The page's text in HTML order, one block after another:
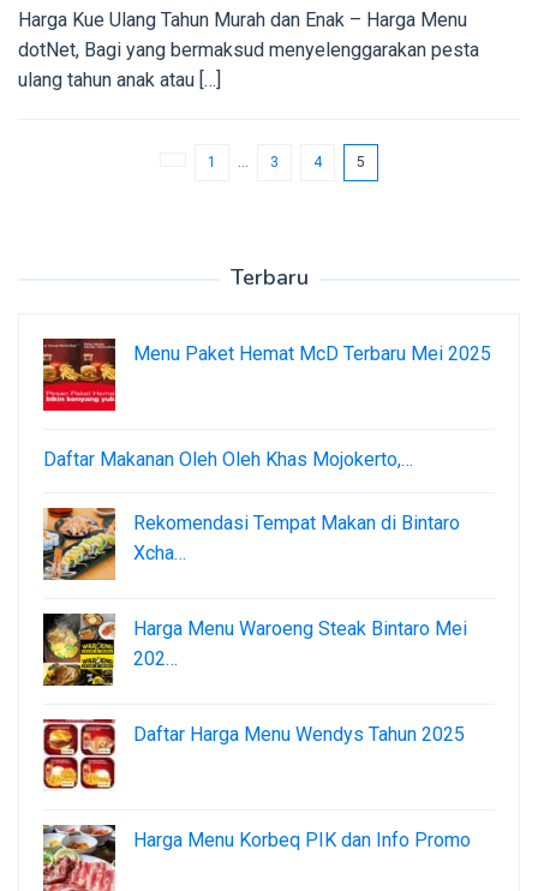
Harga Kue Ulang Tahun Murah dan Enak – Harga Menu
dotNet, Bagi yang bermaksud menyelenggarakan pesta
ulang tahun anak atau […]
1 … 3 4 5
Terbaru
Menu Paket Hemat McD Terbaru Mei 2025
Daftar Makanan Oleh Oleh Khas Mojokerto,…
Rekomendasi Tempat Makan di Bintaro
Xcha…
Harga Menu Waroeng Steak Bintaro Mei
202…
Daftar Harga Menu Wendys Tahun 2025
Harga Menu Korbeq PIK dan Info Promo